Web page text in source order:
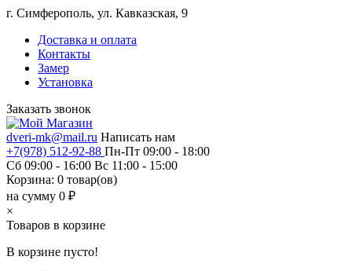
г. Симферополь, ул. Кавказская, 9
Доставка и оплата
Контакты
Замер
Установка
Заказать звонок
dveri-mk@mail.ru Написать нам
+7(978) 512-92-88 Пн-Пт 09:00 - 18:00
Сб 09:00 - 16:00 Вс 11:00 - 15:00
Корзина: 0 товар(ов)
на сумму 0 ₽
×
Товаров в корзине
В корзине пусто!